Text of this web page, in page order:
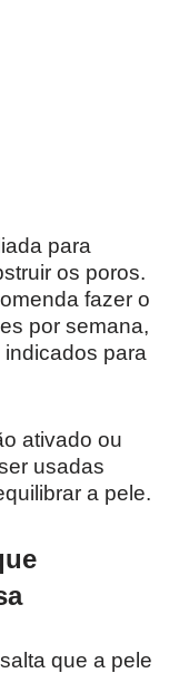
para
os poros.
fazer o
por semana,
para
ativado ou
usadas
a pele.
que a pele